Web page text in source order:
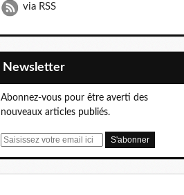
via RSS
Newsletter
Abonnez-vous pour être averti des
nouveaux articles publiés.
E